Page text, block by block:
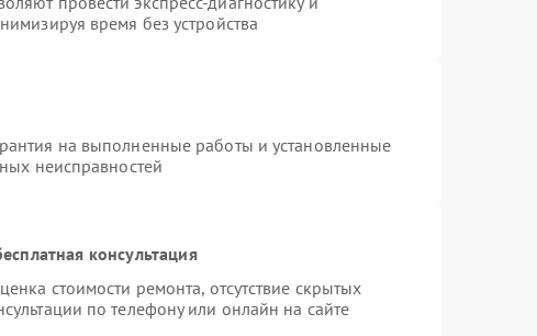
время без устройства
на выполненные работы и установленные
неисправностей
консультация
стоимости ремонта, отсутствие скрытых
по телефону или онлайн на сайте